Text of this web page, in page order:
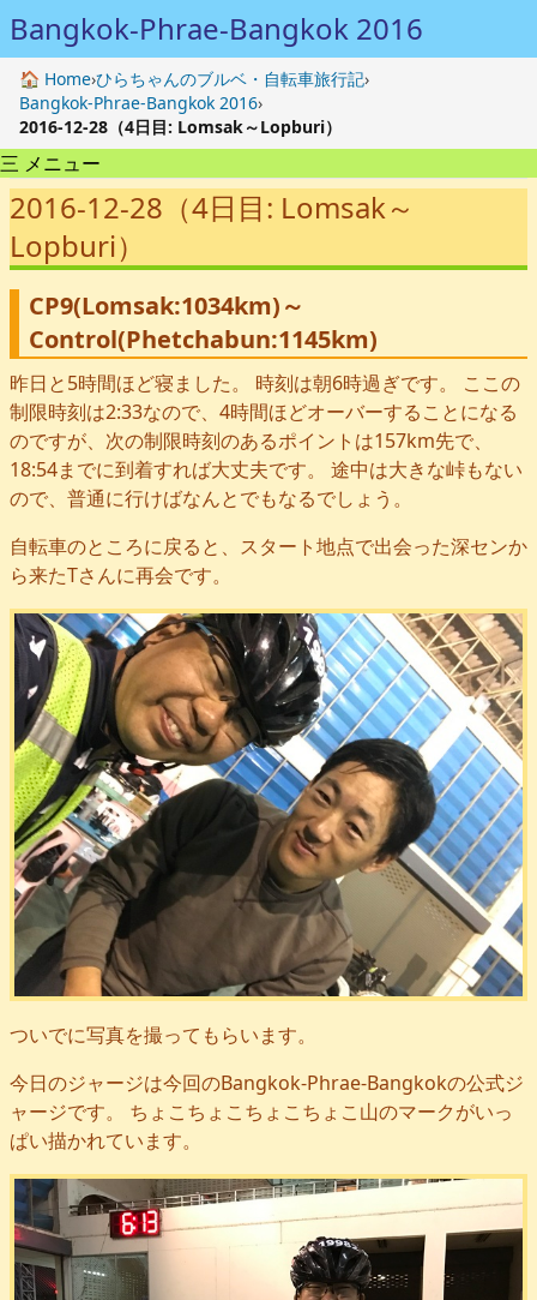
Bangkok-Phrae-Bangkok 2016
🏠 Home›ひらちゃんのブルベ・自転車旅行記›
Bangkok-Phrae-Bangkok 2016›
2016-12-28（4日目: Lomsak～Lopburi）
三 メニュー
2016-12-28（4日目: Lomsak～
Lopburi）
CP9(Lomsak:1034km)～
Control(Phetchabun:1145km)
昨日と5時間ほど寝ました。 時刻は朝6時過ぎです。 ここの
制限時刻は2:33なので、4時間ほどオーバーすることになる
のですが、次の制限時刻のあるポイントは157km先で、
18:54までに到着すれば大丈夫です。 途中は大きな峠もない
ので、普通に行けばなんとでもなるでしょう。
自転車のところに戻ると、スタート地点で出会った深センか
ら来たTさんに再会です。
ついでに写真を撮ってもらいます。
今日のジャージは今回のBangkok-Phrae-Bangkokの公式ジ
ャージです。 ちょこちょこちょこちょこ山のマークがいっ
ぱい描かれています。